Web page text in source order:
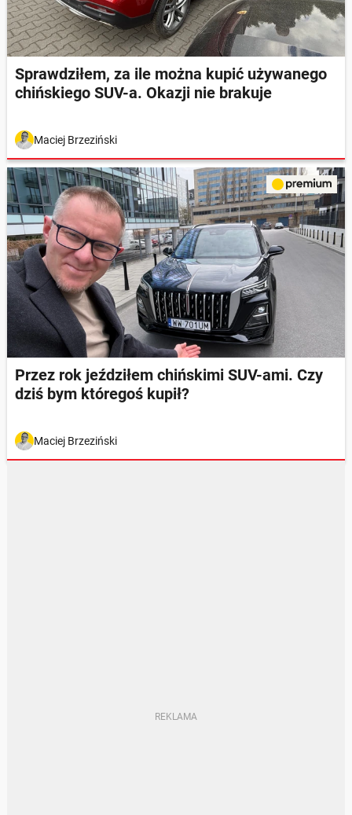
Sprawdziłem, za ile można kupić używanego
chińskiego SUV-a. Okazji nie brakuje
Maciej Brzeziński
Przez rok jeździłem chińskimi SUV-ami. Czy
dziś bym któregoś kupił?
Maciej Brzeziński